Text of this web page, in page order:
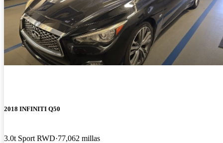
2018 INFINITI Q50
3.0t Sport RWD 77,062 millas